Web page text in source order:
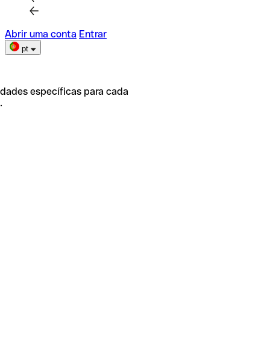
Abrir uma conta Entrar
pt
específicas para cada